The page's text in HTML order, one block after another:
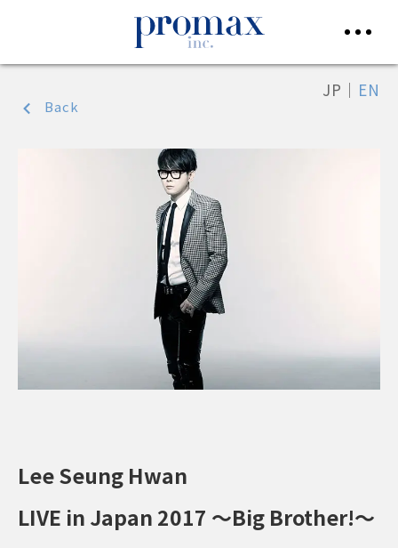
Back
JP ｜ EN
Lee Seung Hwan
LIVE in Japan 2017 ～Big Brother!～